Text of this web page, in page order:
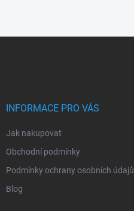
INFORMACE PRO VÁS
Jak nakupovat
Obchodní podmínky
Podmínky ochrany osobních údajů
Blog